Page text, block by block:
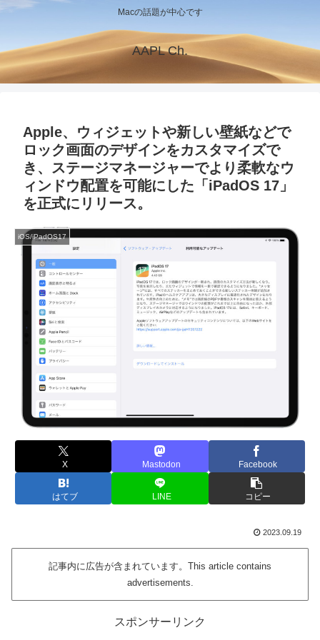
Macの話題が中心です
AAPL Ch.
Apple、ウィジェットや新しい壁紙などで
ロック画面のデザインをカスタマイズで
き、ステージマネージャーでより柔軟なウ
ィンドウ配置を可能にした「iPadOS 17」
を正式にリリース。
iOS/iPadOS17
X Mastodon Facebook
はてブ LINE コピー
2023.09.19
記事内に広告が含まれています。This article contains
advertisements.
スポンサーリンク